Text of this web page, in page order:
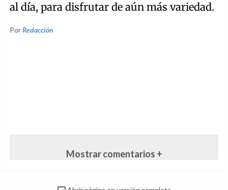
al día, para disfrutar de aún más variedad.
PorRedacción
Mostrar comentarios +